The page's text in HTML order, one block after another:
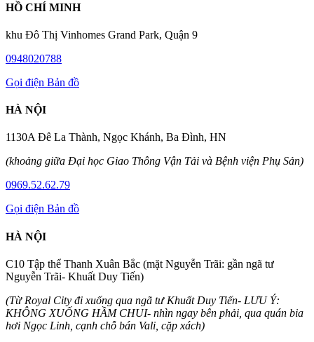
HỒ CHÍ MINH
khu Đô Thị Vinhomes Grand Park, Quận 9
0948020788
Gọi điện Bản đồ
HÀ NỘI
1130A Đê La Thành, Ngọc Khánh, Ba Đình, HN
(khoảng giữa Đại học Giao Thông Vận Tải và Bệnh viện Phụ Sản)
0969.52.62.79
Gọi điện Bản đồ
HÀ NỘI
C10 Tập thể Thanh Xuân Bắc (mặt Nguyễn Trãi: gần ngã tư
Nguyễn Trãi- Khuất Duy Tiến)
(Từ Royal City đi xuống qua ngã tư Khuất Duy Tiến- LƯU Ý:
KHÔNG XUỐNG HẦM CHUI- nhìn ngay bên phải, qua quán bia
hơi Ngọc Linh, cạnh chỗ bán Vali, cặp xách)